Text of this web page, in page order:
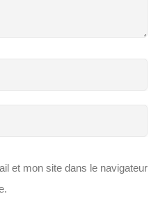
et mon site dans le navigateur